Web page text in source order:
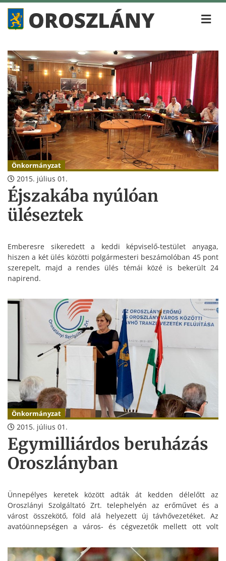
Önkormányzat
2015. július 01.
Éjszakába nyúlóan
üléseztek
Emberesre sikeredett a keddi képviselő-testület anyaga,
hiszen a két ülés közötti polgármesteri beszámolóban 45 pont
szerepelt, majd a rendes ülés témái közé is bekerült 24
napirend.
Önkormányzat
2015. július 01.
Egymilliárdos beruházás
Oroszlányban
Ünnepélyes keretek között adták át kedden délelőtt az
Oroszlányi Szolgáltató Zrt. telephelyén az erőművet és a
várost összekötő, föld alá helyezett új távhővezetéket. Az
avatóünnepségen a város- és cégvezetők mellett ott volt
szolgáltatásokért és postaügyekért felelős államtitkára is.